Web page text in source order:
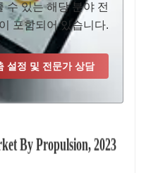
수 있는 해당 분야 전
포함되어 있습니다.
설정 및 전문가 상담